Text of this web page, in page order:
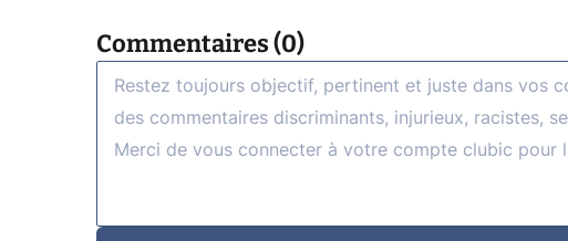
Commentaires (0)